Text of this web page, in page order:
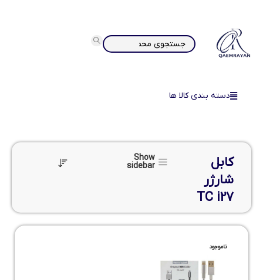
دسته بندی کالا ها
کابل
شارژر
TC i27
Show
sidebar
ناموجود